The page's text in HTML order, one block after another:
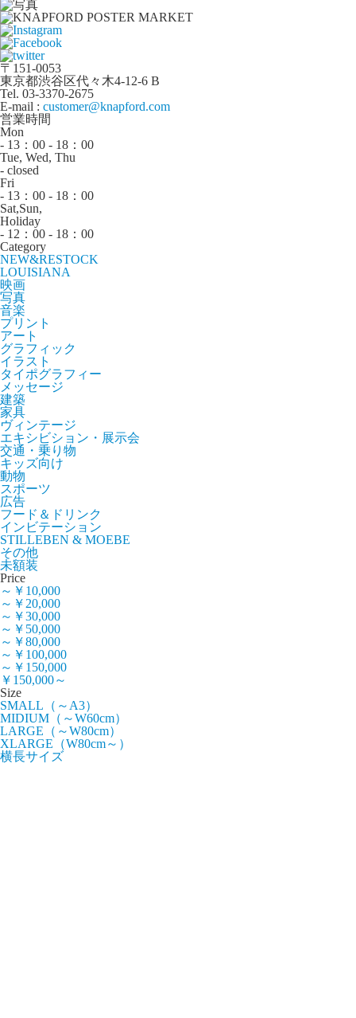
〒151-0053
東京都渋谷区代々木4-12-6 B
Tel. 03-3370-2675
E-mail : customer@knapford.com
営業時間
Mon
- 13：00 - 18：00
Tue, Wed, Thu
- closed
Fri
- 13：00 - 18：00
Sat,Sun,
Holiday
- 12：00 - 18：00
Category
NEW&RESTOCK
LOUISIANA
映画
写真
音楽
プリント
アート
グラフィック
イラスト
タイポグラフィー
メッセージ
建築
家具
ヴィンテージ
エキシビション・展示会
交通・乗り物
キッズ向け
動物
スポーツ
広告
フード＆ドリンク
インビテーション
STILLEBEN & MOEBE
その他
未額装
Price
～￥10,000
～￥20,000
～￥30,000
～￥50,000
～￥80,000
～￥100,000
～￥150,000
￥150,000～
Size
SMALL（～A3）
MIDIUM（～W60cm）
LARGE（～W80cm）
XLARGE（W80cm～）
横長サイズ